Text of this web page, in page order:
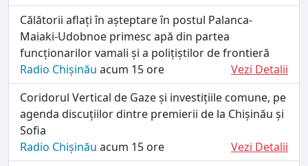
Călătorii aflați în așteptare în postul Palanca-
Maiaki-Udobnoe primesc apă din partea
funcționarilor vamali și a polițiștilor de frontieră
Radio Chișinău acum 15 ore
Vezi Detalii
Coridorul Vertical de Gaze și investițiile comune, pe
agenda discuțiilor dintre premierii de la Chișinău și
Sofia
Radio Chișinău acum 15 ore
Vezi Detalii